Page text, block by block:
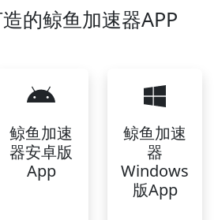
的鲸鱼加速器APP
鲸鱼加速
器安卓版
App
鲸鱼加速
器
Windows
版App